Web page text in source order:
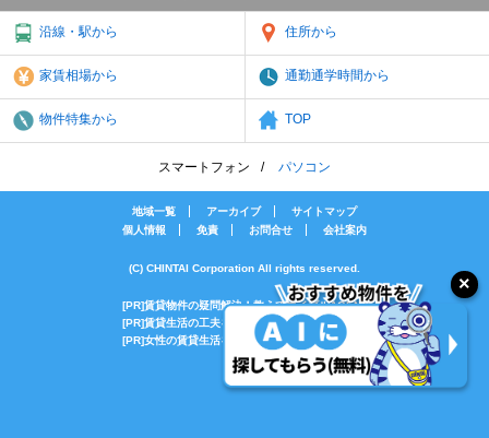
沿線・駅から 住所から
家賃相場から 通勤通学時間から
物件特集から TOP
スマートフォン パソコン
地域一覧 アーカイブ
サイトマップ
個人情報
免責 お問合せ 会社案内
(C) CHINTAI Corporation All rights reserved.
[PR]賃貸物件の疑問解決！教えてエイブルAGENT
[PR]賃貸生活の工夫を紹介！CHINTAI情報局
[PR]女性の賃貸生活を応援！Woman.CHINTAI